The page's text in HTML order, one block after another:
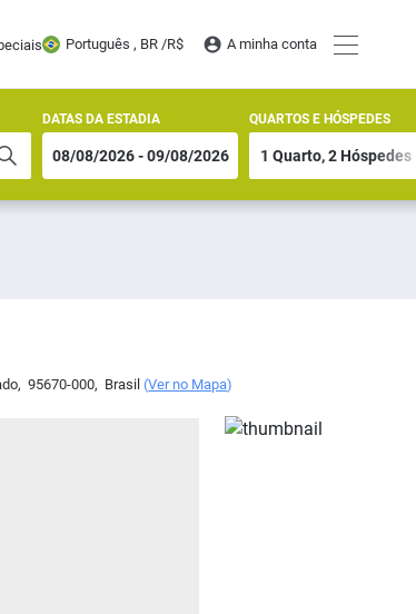
Português , BR /R$ A minha conta
DATAS DA ESTADIA QUARTOS E HÓSPEDES
, 95670-000, Brasil (Ver no Mapa)